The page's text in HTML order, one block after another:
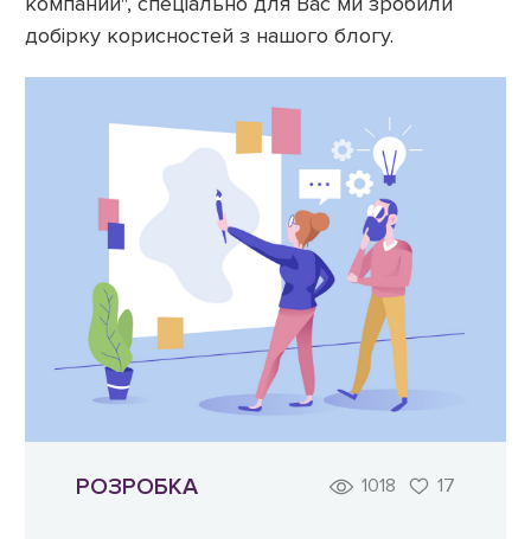
добірку корисностей з нашого блогу.
РОЗРОБКА 1018 17